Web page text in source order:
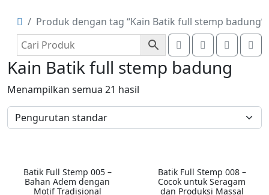
Produk dengan tag “Kain Batik full stemp badung”
Search Account
Kain Batik full stemp badung
Menampilkan semua 21 hasil
Batik Full Stemp 005 –
Bahan Adem dengan
Motif Tradisional
Batik Full Stemp 008 –
Cocok untuk Seragam
dan Produksi Massal